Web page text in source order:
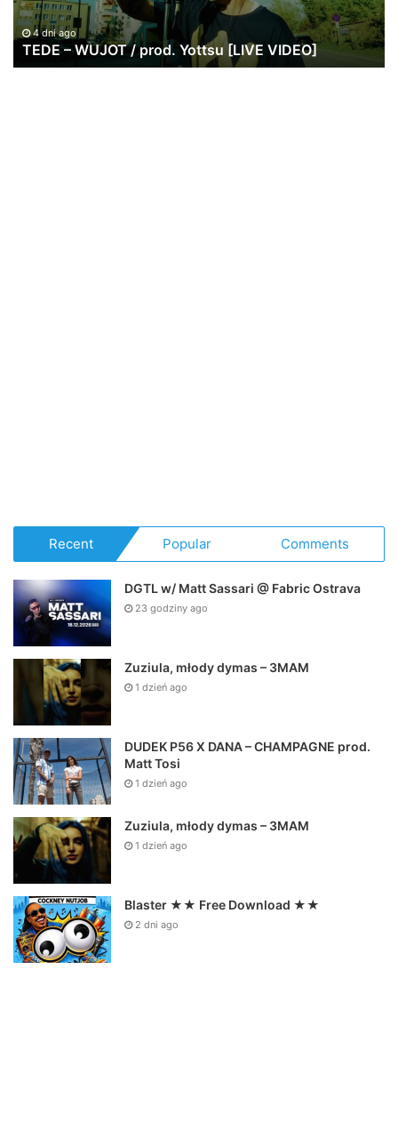
VIDEO]
4 dni ago
TEDE – WUJOT / prod. Yottsu [LIVE VIDEO]
20
lat
Recent Popular Comments
DGTL w/ Matt Sassari @ Fabric Ostrava
23 godziny ago
Zuziula, młody dymas – 3MAM
1 dzień ago
DUDEK P56 X DANA – CHAMPAGNE prod.
Matt Tosi
1 dzień ago
Zuziula, młody dymas – 3MAM
1 dzień ago
Blaster ★★ Free Download ★★
2 dni ago